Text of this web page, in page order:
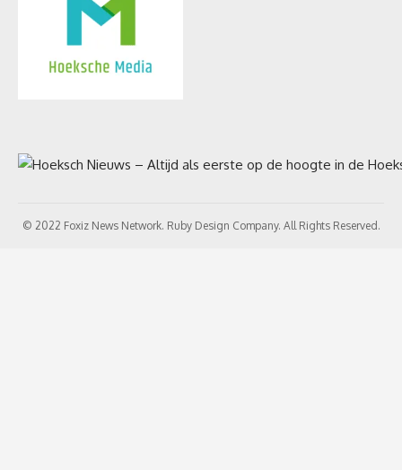
© 2022 Foxiz News Network. Ruby Design Company. All Rights Reserved.